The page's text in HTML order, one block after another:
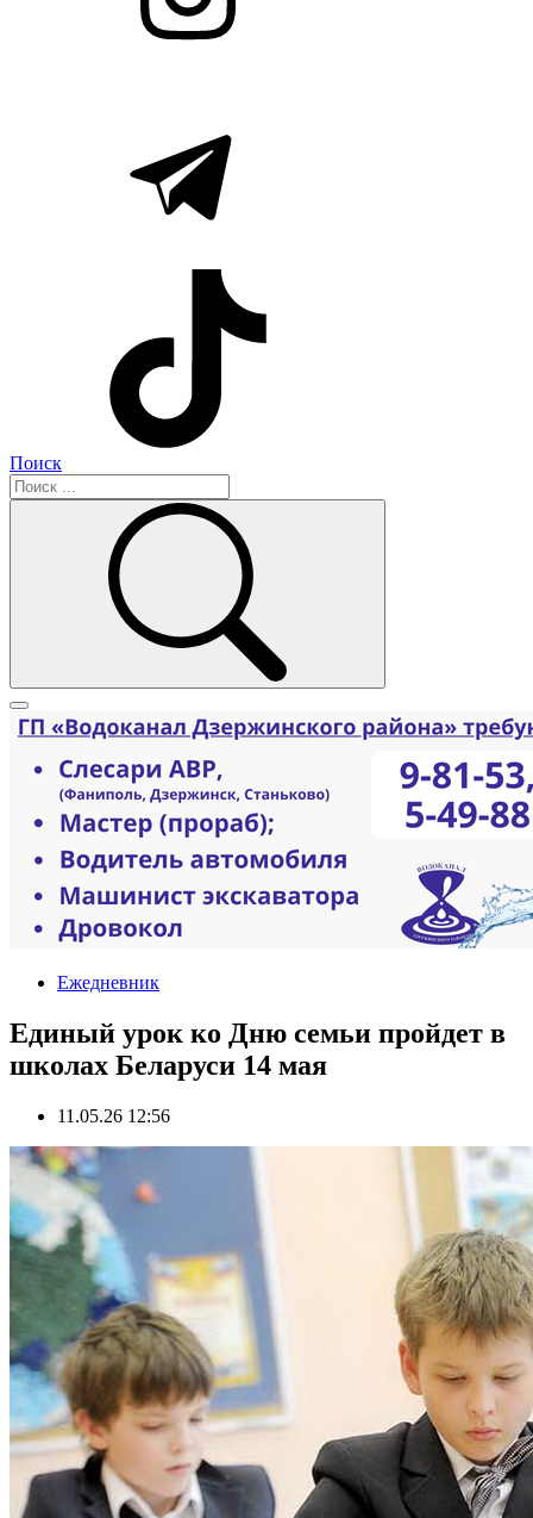
Поиск
Ежедневник
Единый урок ко Дню семьи пройдет в
школах Беларуси 14 мая
11.05.26 12:56